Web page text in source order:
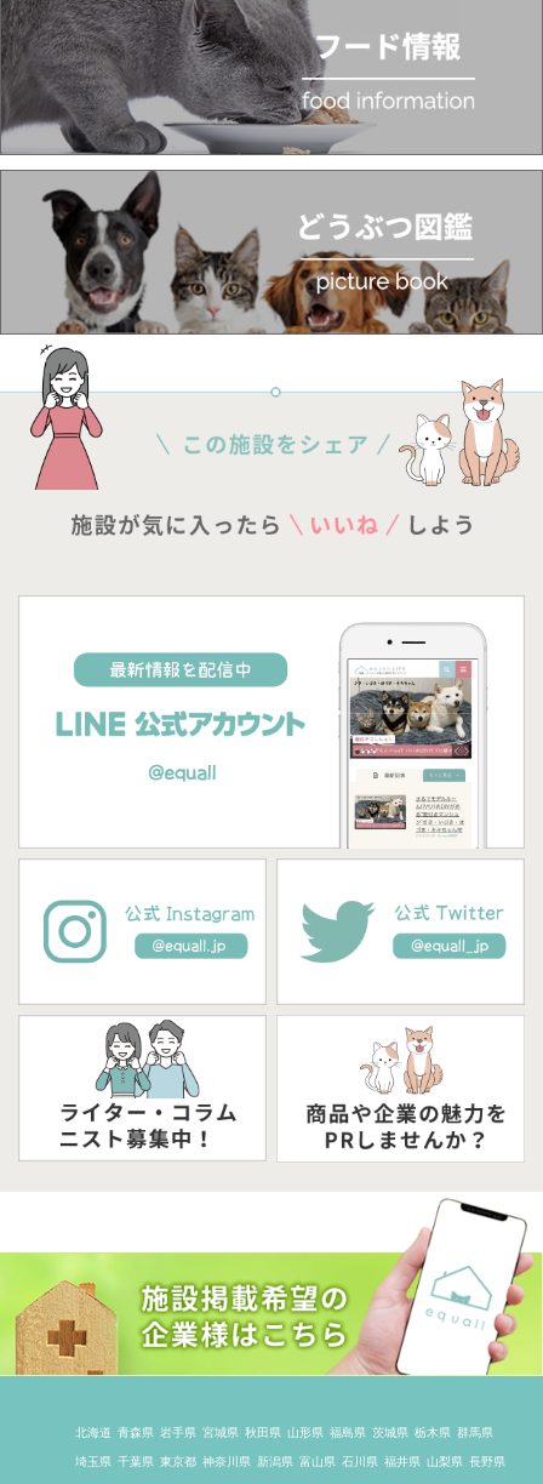
北海道 青森県 岩手県 宮城県 秋田県 山形県 福島県 茨城県 栃木県 群馬県
埼玉県 千葉県 東京都 神奈川県 新潟県 富山県 石川県 福井県 山梨県 長野県